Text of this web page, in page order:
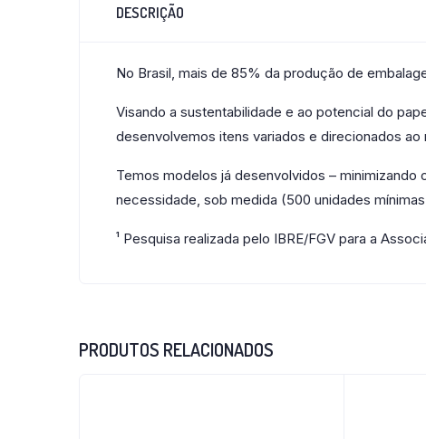
DESCRIÇÃO
No Brasil, mais de 85% da produção de
Visando a sustentabilidade e ao potencial do
desenvolvemos itens variados e direcionados
Temos modelos já desenvolvidos –
necessidade, sob medida (500 unidades
¹ Pesquisa realizada pelo IBRE/FGV para a
PRODUTOS RELACIONADOS